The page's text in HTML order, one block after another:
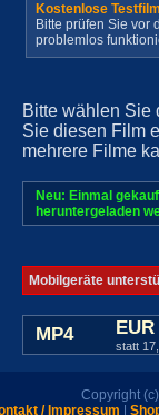
Kostenlose
Bitte prüfen Sie vor
problemlos
Bitte wählen Sie
Sie diesen Film
mehrere Filme
Neu: Einmal
heruntergeladen
Mobilgeräte
MP4
statt
Copyright
/ Impressum